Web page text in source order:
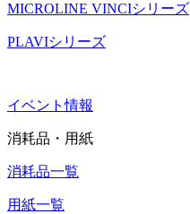
MICROLINE VINCIシリーズ
PLAVIシリーズ
イベント情報
消耗品・用紙
消耗品一覧
用紙一覧